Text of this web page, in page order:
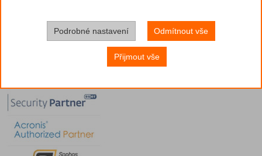
Podrobné nastavení Odmítnout vše
Přijmout vše